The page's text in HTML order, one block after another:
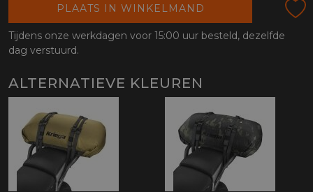
PLAATS IN WINKELMAND
Tijdens onze werkdagen voor 15:00 uur besteld, dezelfde
dag verstuurd.
ALTERNATIEVE KLEUREN